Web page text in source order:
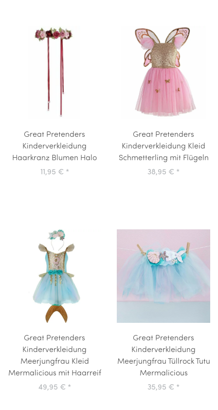
Great Pretenders
Kinderverkleidung
Haarkranz Blumen Halo
11,95 € *
Great Pretenders
Kinderverkleidung Kleid
Schmetterling mit Flügeln
38,95 € *
Great Pretenders
Kinderverkleidung
Meerjungfrau Kleid
Mermalicious mit Haarreif
49,95 € *
Great Pretenders
Kinderverkleidung
Meerjungfrau Tüllrock Tutu
Mermalicious
35,95 € *